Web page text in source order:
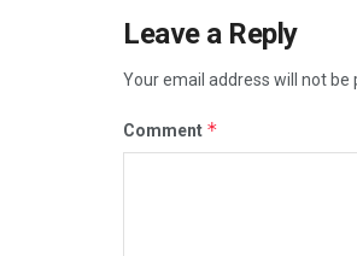
Leave a Reply
Your email address will not be
Comment *